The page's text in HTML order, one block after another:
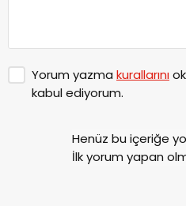
Yorum yazma kurallarını
kabul ediyorum.
Henüz bu içeriğe
İlk yorum yapan